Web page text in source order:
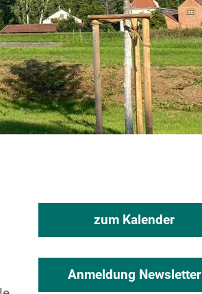
zum Kalender
Anmeldung Newsletter